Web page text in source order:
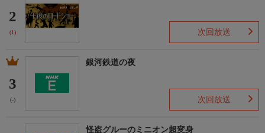
2
(1) 次回放送
3
(-)
銀河鉄道の夜
次回放送
怪盗グルーのミニオン超変身